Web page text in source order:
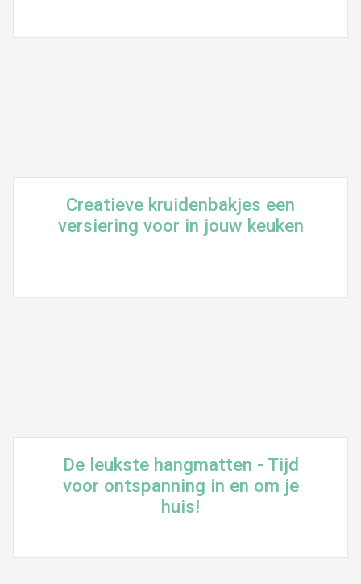
Creatieve kruidenbakjes een
versiering voor in jouw keuken
De leukste hangmatten - Tijd
voor ontspanning in en om je
huis!